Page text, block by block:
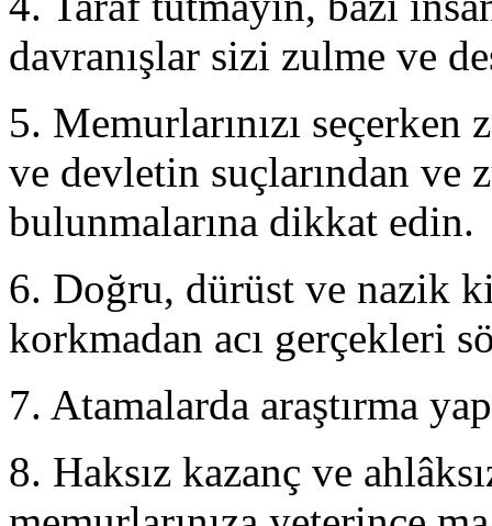
davranışlar sizi zulme ve
5. Memurlarınızı
ve devletin suçlarından ve
bulunmalarına dikkat edin.
6. Doğru, dürüst ve nazik
korkmadan acı gerçekleri
7. Atamalarda araştırma
8. Haksız kazanç ve